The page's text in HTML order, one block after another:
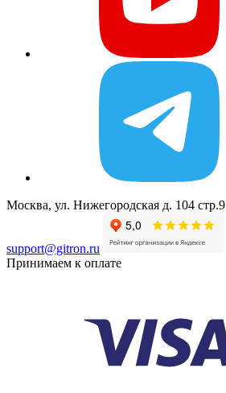
Москва, ул. Нижегородская д. 104 стр.9
support@gitron.ru
Принимаем к оплате